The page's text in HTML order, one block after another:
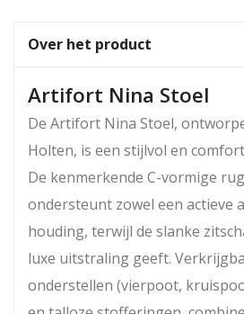
Over het product
Artifort Nina Stoel
De Artifort Nina Stoel,
Holten, is een stijlvol en
De kenmerkende C-vormige
ondersteunt zowel een actieve
houding, terwijl de slanke
luxe uitstraling geeft.
onderstellen (vierpoot,